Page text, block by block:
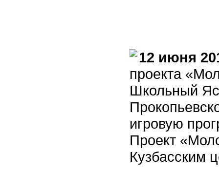
12 июня
проекта
Школьный
игровую
Проект
Кузбасским